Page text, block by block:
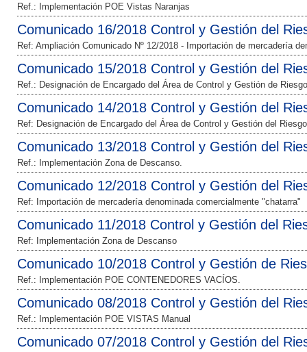
Ref.: Implementación POE Vistas Naranjas
Comunicado 16/2018 Control y Gestión del
Ref: Ampliación Comunicado Nº 12/2018 - Importación de mercadería
Comunicado 15/2018 Control y Gestión del
Ref.: Designación de Encargado del Área de Control y Gestión de Riesgo
Comunicado 14/2018 Control y Gestión del
Ref: Designación de Encargado del Área de Control y Gestión del
Comunicado 13/2018 Control y Gestión del
Ref.: Implementación Zona de Descanso.
Comunicado 12/2018 Control y Gestión del
Ref: Importación de mercadería denominada comercialmente "chatarra"
Comunicado 11/2018 Control y Gestión del
Ref: Implementación Zona de Descanso
Comunicado 10/2018 Control y Gestión de
Ref.: Implementación POE CONTENEDORES VACÍOS.
Comunicado 08/2018 Control y Gestión del
Ref.: Implementación POE VISTAS Manual
Comunicado 07/2018 Control y Gestión del